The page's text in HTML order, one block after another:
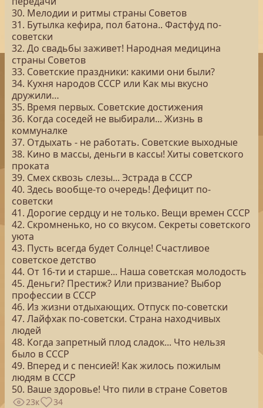
30. Мелодии и ритмы страны Советов
31. Бутылка кефира, пол батона.. Фастфуд по-
советски
32. До свадьбы заживет! Народная медицина
страны Советов
33. Советские праздники: какими они были?
34. Кухня народов СССР или Как мы вкусно
дружили…
35. Время первых. Советские достижения
36. Когда соседей не выбирали... Жизнь в
коммуналке
37. Отдыхать - не работать. Советские выходные
38. Кино в массы, деньги в кассы! Хиты советского
проката
39. Смех сквозь слезы... Эстрада в СССР
40. Здесь вообще-то очередь! Дефицит по-
советски
41. Дорогие сердцу и не только. Вещи времен СССР
42. Скромненько, но со вкусом. Секреты советского
уюта
43. Пусть всегда будет Солнце! Счастливое
советское детство
44. От 16-ти и старше... Наша советская молодость
45. Деньги? Престиж? Или призвание? Выбор
профессии в СССР
46. Из жизни отдыхающих. Отпуск по-советски
47. Лайфхак по-советски. Страна находчивых
людей
48. Когда запретный плод сладок... Что нельзя
было в СССР
49. Вперед и с пенсией! Как жилось пожилым
людям в СССР
50. Ваше здоровье! Что пили в стране Советов
23к 34